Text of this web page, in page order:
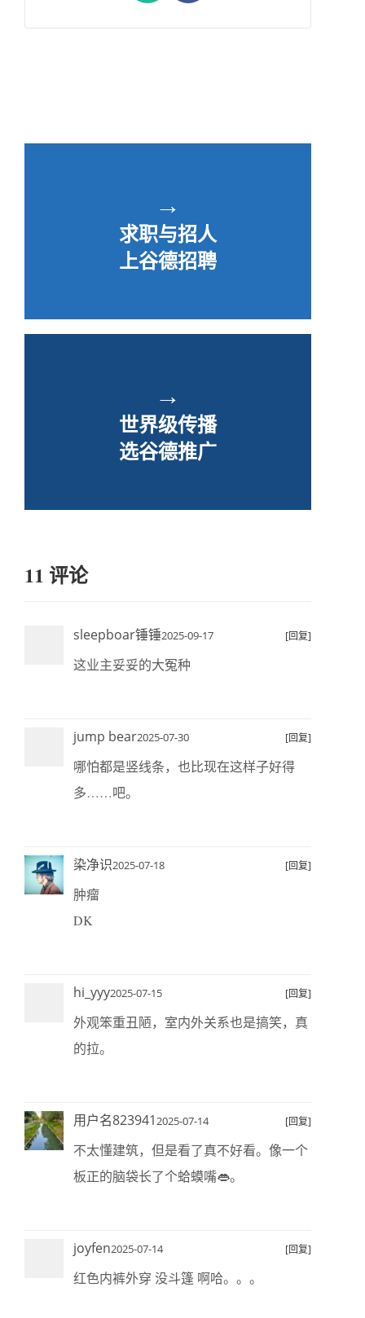
→
求职与招人
上谷德招聘
→
世界级传播
选谷德推广
11 评论
sleepboar锤锤2025-09-17 [回复]
这业主妥妥的大冤种
jump bear2025-07-30 [回复]
哪怕都是竖线条，也比现在这样子好得
多……吧。
染净识2025-07-18 [回复]
肿瘤
DK
hi_yyy2025-07-15 [回复]
外观笨重丑陋，室内外关系也是搞笑，真
的拉。
用户名8239412025-07-14 [回复]
不太懂建筑，但是看了真不好看。像一个
板正的脑袋长了个蛤蟆嘴👄。
joyfen2025-07-14 [回复]
红色内裤外穿 没斗篷 啊哈。。。